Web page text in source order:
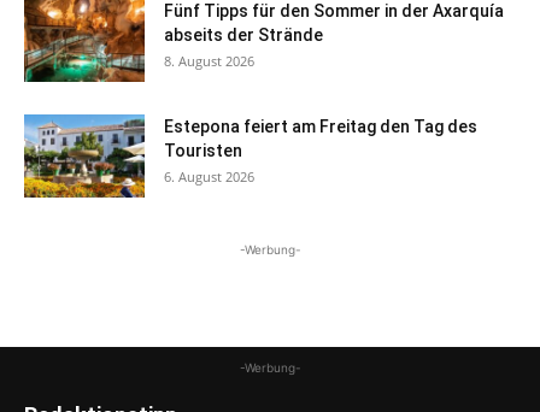
Fünf Tipps für den Sommer in der Axarquía
abseits der Strände
8. August 2026
Estepona feiert am Freitag den Tag des
Touristen
6. August 2026
-Werbung-
-Werbung-